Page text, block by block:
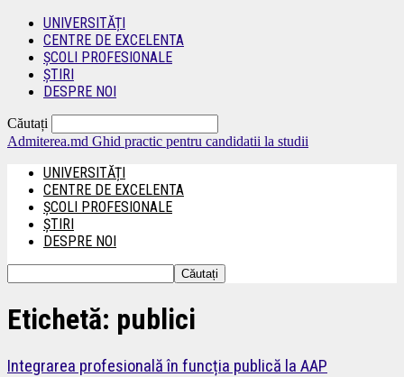
UNIVERSITĂȚI
CENTRE DE EXCELENTA
ȘCOLI PROFESIONALE
ȘTIRI
DESPRE NOI
Căutați
Admiterea.md Ghid practic pentru candidatii la studii
UNIVERSITĂȚI
CENTRE DE EXCELENTA
ȘCOLI PROFESIONALE
ȘTIRI
DESPRE NOI
Etichetă: publici
Integrarea profesională în funcția publică la AAP